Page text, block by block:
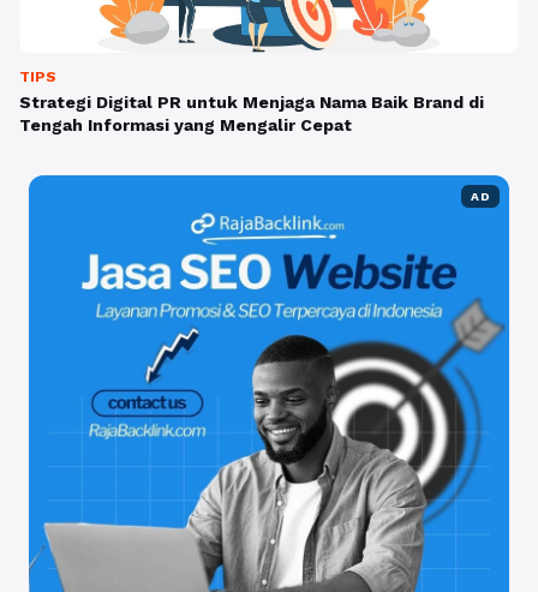
TIPS
Strategi Digital PR untuk Menjaga Nama Baik Brand di
Tengah Informasi yang Mengalir Cepat
AD